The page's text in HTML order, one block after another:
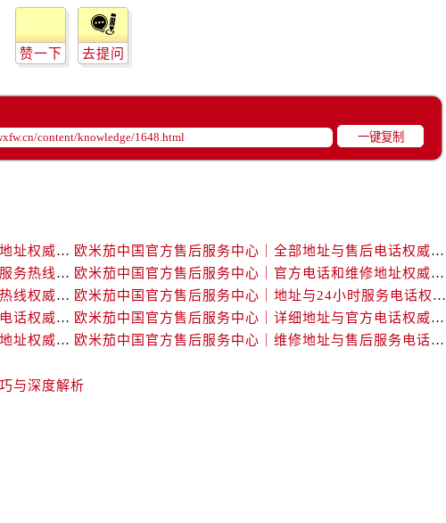
广场写字楼1座11层1104室（需提前预约）
写字楼16层1603室（需提前预约）
贸易大厦38层09室（需提前预约）
华润大厦B座12楼03室（需提前预约）
大厦A座(旺进大厦)18层09室（需提前预约）
特国际金融中心14楼14D（需提前预约）
明广场写字楼10层06室（需提前预约）
中心写字楼B座13层07室（需提前预约）
长安国际中心E座6楼10室（需提前预约）
广场写字楼A座10层1002室（需提前预约）
中心东1幢20楼2002室（需提前预约）
利国际金融中心写字楼20层01室（需提前预约）
赞一下 去提问
一键复制
欧米茄中国官方售后服务中心｜服务热线及详细地址权威信息公告（2026年7月最新）
欧米茄中国官方售后服务中心｜全部地址与售后电话权威信息声明（2026年7月最新）
欧米茄中国官方售后服务中心｜最新地址及官方服务热线权威信息公告（2026年7月最新）
欧米茄中国官方售后服务中心｜官方电话和维修地址权威信息公告（2026年7月最新）
欧米茄中国官方售后服务中心｜网点地址和官方热线权威信息通知（2026年7月最新）
欧米茄中国官方售后服务中心｜地址与24小时服务电话权威信息公告（2026年7月最新）
欧米茄中国官方售后服务中心｜官方地址与售后电话权威信息公告（2026年7月最新）
欧米茄中国官方售后服务中心｜详细地址与官方电话权威信息通告（2026年7月最新）
欧米茄中国官方售后服务中心｜最新热线电话与地址权威信息公告（2026年7月最新）
欧米茄中国官方售后服务中心｜维修地址与售后服务电话权威信息声明（2026年7月最新）
与深度解析